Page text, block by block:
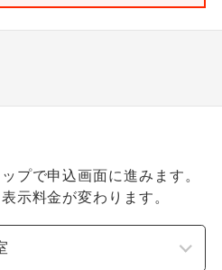
プで申込画面に進みます。
示料金が変わります。